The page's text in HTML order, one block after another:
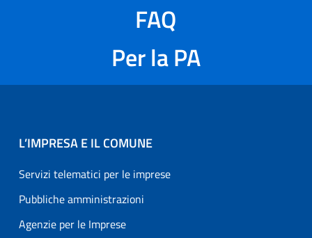
FAQ
Per la PA
L’IMPRESA E IL COMUNE
Servizi telematici per le imprese
Pubbliche amministrazioni
Agenzie per le Imprese